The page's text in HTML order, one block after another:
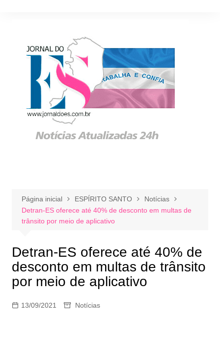
Página inicial ESPÍRITO SANTO
Notícias
Detran-ES oferece até 40% de desconto em multas de
trânsito por meio de aplicativo
Detran-ES oferece até 40% de
desconto em multas de trânsito
por meio de aplicativo
13/09/2021 Notícias